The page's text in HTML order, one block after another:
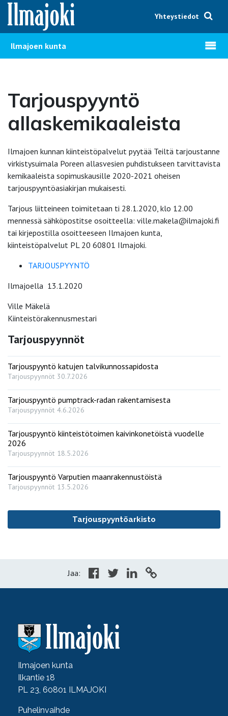
Hyppää sisältöön
Yhteystiedot
Ilmajoen kunta Avaa
Tarjouspyyntö
allaskemikaaleista
Ilmajoen kunnan kiinteistöpalvelut pyytää Teiltä tarjoustanne
virkistysuimala Poreen allasvesien puhdistukseen tarvittavista
kemikaaleista sopimuskausille 2020-2021 oheisen
tarjouspyyntöasiakirjan mukaisesti.
Tarjous liitteineen toimitetaan ti 28.1.2020, klo 12.00
mennessä sähköpostitse osoitteella: ville.makela@ilmajoki.fi
tai kirjepostilla osoitteeseen Ilmajoen kunta,
kiinteistöpalvelut PL 20 60801 Ilmajoki.
TARJOUSPYYNTÖ
Ilmajoella 13.1.2020
Ville Mäkelä
Kiinteistörakennusmestari
Tarjouspyynnöt
Tarjouspyyntö katujen talvikunnossapidosta
Tarjouspyynnöt 30.7.2026
Tarjouspyyntö pumptrack-radan rakentamisesta
Tarjouspyynnöt 4.6.2026
Tarjouspyyntö kiinteistötoimen kaivinkonetöistä vuodelle
2026
Tarjouspyynnöt 18.5.2026
Tarjouspyyntö Varputien maanrakennustöistä
Tarjouspyynnöt 13.5.2026
Tarjouspyyntöarkisto
Jaa:
Ilmajoen kunta
Ilkantie 18
PL 23, 60801 ILMAJOKI
Puhelinvaihde